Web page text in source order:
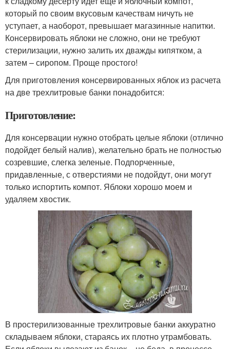
который по своим вкусовым качествам ничуть не
уступает, а наоборот, превышает магазинные напитки.
Консервировать яблоки не сложно, они не требуют
стерилизации, нужно залить их дважды кипятком, а
затем – сиропом. Проще простого!
Для приготовления консервированных яблок из расчета
на две трехлитровые банки понадобится:
Приготовление:
Для консервации нужно отобрать целые яблоки (отлично
подойдет белый налив), желательно брать не полностью
созревшие, слегка зеленые. Подпорченные,
придавленные, с отверстиями не подойдут, они могут
только испортить компот. Яблоки хорошо моем и
удаляем хвостик.
В простерилизованные трехлитровые банки аккуратно
складываем яблоки, стараясь их плотно утрамбовать.